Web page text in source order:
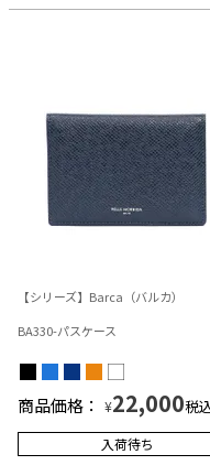
【シリーズ】Barca（バルカ）
BA330-パスケース
商品価格： ¥22,000税
入荷待ち